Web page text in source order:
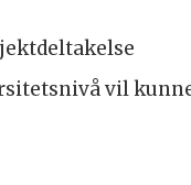
vil